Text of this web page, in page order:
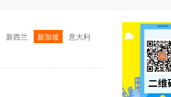
新西兰 新加坡
意大利